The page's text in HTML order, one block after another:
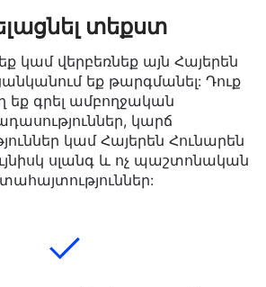
տեքստ
կամ վերբեռնեք այն Հայերեն
եք թարգմանել: Դուք
եք գրել ամբողջական
կարճ
կամ Հայերեն Հունարեն